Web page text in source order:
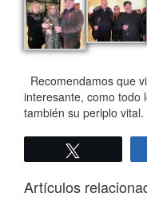
Recomendamos que
interesante, como todo
también su periplo vital.
Artículos